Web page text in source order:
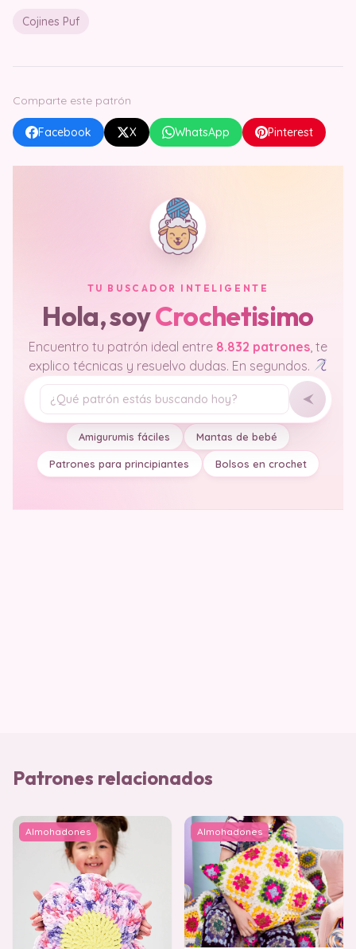
Cojines Puf
Comparte este patrón
Facebook X WhatsApp Pinterest
TU BUSCADOR INTELIGENTE
Hola, soyCrochetisimo
Encuentro tu patrón ideal entre 8.832 patrones , te
explico técnicas y resuelvo dudas. En segundos.
Tu pregunta
Amigurumis fáciles Mantas de bebé
Patrones para principiantes Bolsos en crochet
Patrones relacionados
Almohadones Almohadones